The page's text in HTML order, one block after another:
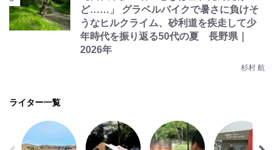
ど……」 グラベルバイクで暑さに負けそ
うなヒルクライム、砂利道を疾走して少
年時代を振り返る50代の夏 長野県｜
2026年
杉村 航
ライター一覧